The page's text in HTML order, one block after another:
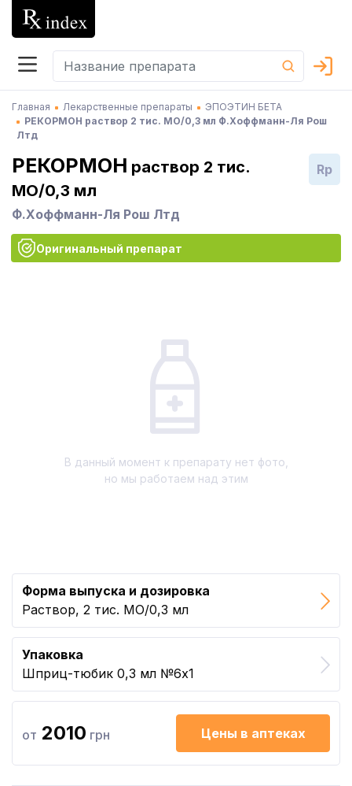
Главная Лекарственные препараты
ЭПОЭТИН БЕТА
РЕКОРМОН раствор 2 тис. МО/0,3 мл Ф.Хоффманн-Ля Рош
Лтд
РЕКОРМОН раствор 2 тис.
МО/0,3 мл
Ф.Хоффманн-Ля Рош Лтд
Rp
Оригинальный препарат
В данный момент к препарату нет фото,
но мы работаем над этим
Форма выпуска и дозировка
Раствор, 2 тис. МО/0,3 мл
Упаковка
Шприц-тюбик 0,3 мл №6x1
от 2010 грн Цены в аптеках